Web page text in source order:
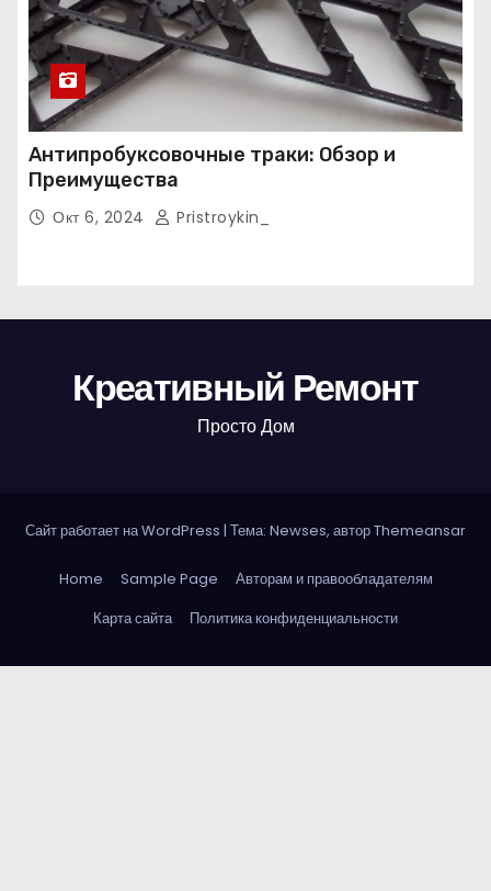
Антипробуксовочные траки: Обзор и
Преимущества
Окт 6, 2024 Pristroykin_
Креативный Ремонт
Просто Дом
Сайт работает на WordPress | Тема: Newses, авторThemeansar
Home Sample Page
Авторам и правообладателям
Карта сайта
Политика конфиденциальности